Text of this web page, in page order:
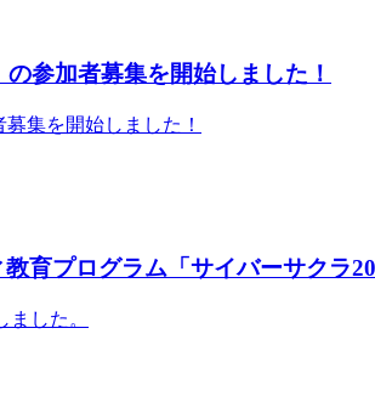
参加者募集を開始しました！
集を開始しました！
育プログラム「サイバーサクラ
した。